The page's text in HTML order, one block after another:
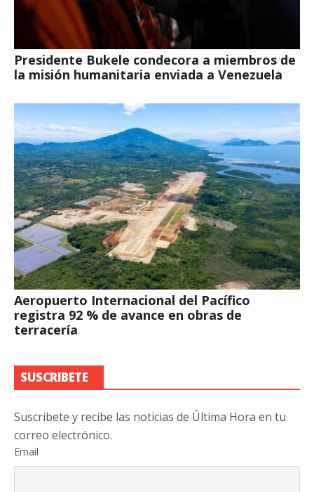
Presidente Bukele condecora a miembros de
la misión humanitaria enviada a Venezuela
Aeropuerto Internacional del Pacífico
registra 92 % de avance en obras de
terracería
SUSCRIBETE
Suscribete y recibe las noticias de Última Hora en tu
correo electrónico.
Email